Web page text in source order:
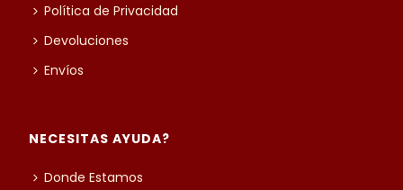
Política de Privacidad
Devoluciones
Envíos
NECESITAS AYUDA?
Donde Estamos